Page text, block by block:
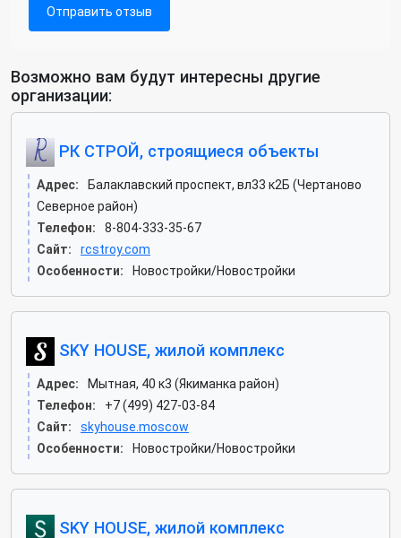
Отправить отзыв
Возможно вам будут интересны другие
организации:
РК СТРОЙ, строящиеся объекты
Адрес:
Балаклавский проспект, вл33 к2Б (Чертаново
Северное район)
Телефон:
8-804-333-35-67
Сайт:
rcstroy.com
Особенности:
Новостройки/Новостройки
SKY HOUSE, жилой комплекс
Адрес:
Мытная, 40 к3 (Якиманка район)
Телефон:
+7 (499) 427-03-84
Сайт:
skyhouse.moscow
Особенности:
Новостройки/Новостройки
SKY HOUSE, жилой комплекс